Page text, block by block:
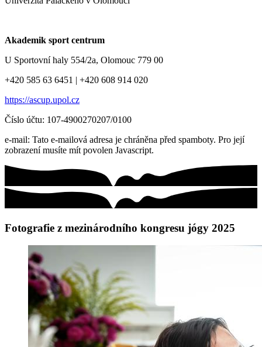
Akademik sport centrum
U Sportovní haly 554/2a, Olomouc 779 00
+420 585 63 6451 | +420 608 914 020
https://ascup.upol.cz
Číslo účtu: 107-4900270207/0100
e-mail: Tato e-mailová adresa je chráněna před spamboty. Pro její
zobrazení musíte mít povolen Javascript.
Fotografie z mezinárodního kongresu jógy 2025